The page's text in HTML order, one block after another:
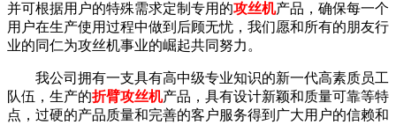
并可根据用户的特殊需求定制专用的攻丝机产品，确保每一个
用户在生产使用过程中做到后顾无忧，我们愿和所有的朋友行
业的同仁为攻丝机事业的崛起共同努力。
我公司拥有一支具有高中级专业知识的新一代高素质员工
队伍，生产的折臂攻丝机产品，具有设计新颖和质量可靠等特
点，过硬的产品质量和完善的客户服务得到广大用户的信赖和